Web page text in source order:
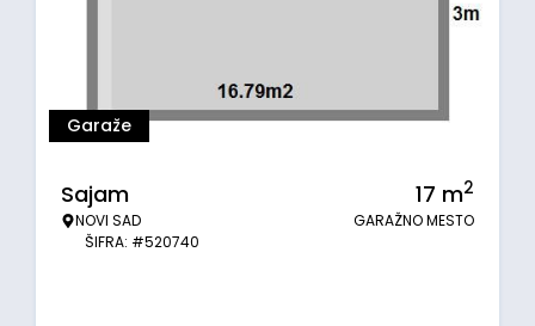
Garaže
Sajam
NOVI SAD
ŠIFRA: #520740
17 m2
GARAŽNO MESTO